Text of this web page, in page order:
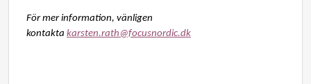
För mer information, vänligen
kontakta karsten.rath@focusnordic.dk